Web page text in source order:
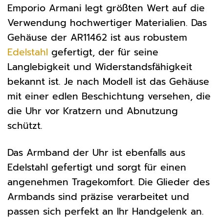
Emporio Armani legt größten Wert auf die
Verwendung hochwertiger Materialien. Das
Gehäuse der AR11462 ist aus robustem
Edelstahl gefertigt, der für seine
Langlebigkeit und Widerstandsfähigkeit
bekannt ist. Je nach Modell ist das Gehäuse
mit einer edlen Beschichtung versehen, die
die Uhr vor Kratzern und Abnutzung
schützt.
Das Armband der Uhr ist ebenfalls aus
Edelstahl gefertigt und sorgt für einen
angenehmen Tragekomfort. Die Glieder des
Armbands sind präzise verarbeitet und
passen sich perfekt an Ihr Handgelenk an.